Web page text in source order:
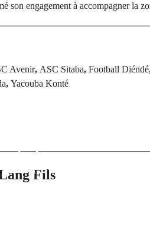
son engagement à accompagner la
Avenir, ASC Sitaba, Football Diéndé
, Yacouba Konté
Fils